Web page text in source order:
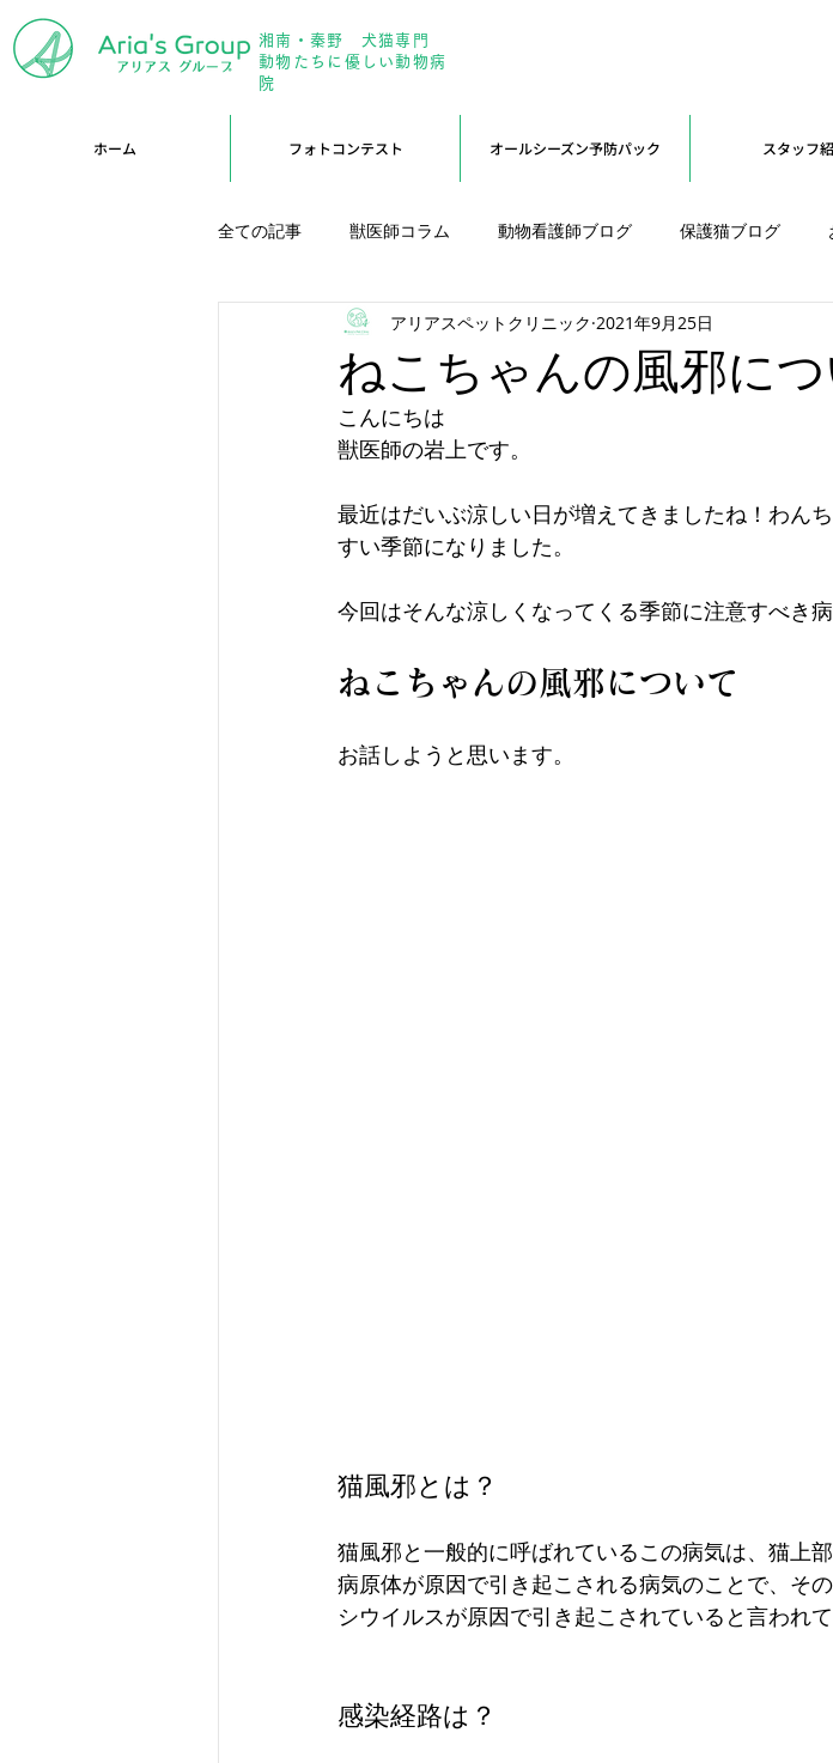
湘南・秦野 犬猫専門
動物たちに優しい動物病
院
ホーム フォトコンテスト オールシーズン予防パック スタッフ
全ての記事 獣医師コラム 動物看護師ブログ 保護猫ブログ
アリーブログ Branブログ オープンに向けて
ねこちゃんの風邪に
アリアスペットクリニック 2021年9月25日
こんにちは
獣医師の岩上です。
最近はだいぶ涼しい日が増えてきましたね！わん
すい季節になりました。
今回はそんな涼しくなってくる季節に注意すべき
ねこちゃんの風邪について
お話しようと思います。
猫風邪とは？
猫風邪と一般的に呼ばれているこの病気は、猫上
病原体が原因で引き起こされる病気のことで、そ
シウイルスが原因で引き起こされていると言われて
感染経路は？